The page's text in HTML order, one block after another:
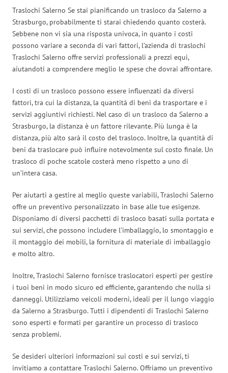
Traslochi Salerno Se stai pianificando un trasloco da Salerno a
Strasburgo, probabilmente ti starai chiedendo quanto costerà.
Sebbene non vi sia una risposta univoca, in quanto i costi
possono variare a seconda di vari fattori, l’azienda di traslochi
Traslochi Salerno offre servizi professionali a prezzi equi,
aiutandoti a comprendere meglio le spese che dovrai affrontare.
I costi di un trasloco possono essere influenzati da diversi
fattori, tra cui la distanza, la quantità di beni da trasportare e i
servizi aggiuntivi richiesti. Nel caso di un trasloco da Salerno a
Strasburgo, la distanza è un fattore rilevante. Più lunga è la
distanza, più alto sarà il costo del trasloco. Inoltre, la quantità di
beni da traslocare può influire notevolmente sul costo finale. Un
trasloco di poche scatole costerà meno rispetto a uno di
un’intera casa.
Per aiutarti a gestire al meglio queste variabili, Traslochi Salerno
offre un preventivo personalizzato in base alle tue esigenze.
Disponiamo di diversi pacchetti di trasloco basati sulla portata e
sui servizi, che possono includere l’imballaggio, lo smontaggio e
il montaggio dei mobili, la fornitura di materiale di imballaggio
e molto altro.
Inoltre, Traslochi Salerno fornisce traslocatori esperti per gestire
i tuoi beni in modo sicuro ed efficiente, garantendo che nulla si
danneggi. Utilizziamo veicoli moderni, ideali per il lungo viaggio
da Salerno a Strasburgo. Tutti i dipendenti di Traslochi Salerno
sono esperti e formati per garantire un processo di trasloco
senza problemi.
Se desideri ulteriori informazioni sui costi e sui servizi, ti
invitiamo a contattare Traslochi Salerno. Offriamo un preventivo